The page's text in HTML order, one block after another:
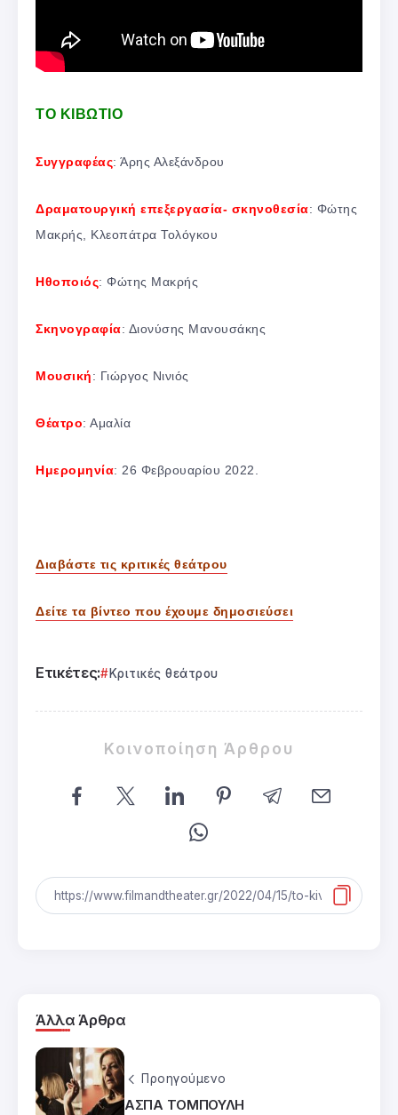
ΤΟ ΚΙΒΩΤΙΟ
Συγγραφέας: Άρης Αλεξάνδρου
Δραματουργική επεξεργασία- σκηνοθεσία: Φώτης
Μακρής, Κλεοπάτρα Τολόγκου
Ηθοποιός: Φώτης Μακρής
Σκηνογραφία: Διονύσης Μανουσάκης
Μουσική: Γιώργος Νινιός
Θέατρο: Αμαλία
Ημερομηνία: 26 Φεβρουαρίου 2022.
Διαβάστε τις κριτικές θεάτρου
Δείτε τα βίντεο που έχουμε δημοσιεύσει
Ετικέτες: Κριτικές θεάτρου
Κοινοποίηση Άρθρου
Άλλα Άρθρα
Προηγούμενο
ΑΣΠΑ ΤΟΜΠΟΥΛΗ